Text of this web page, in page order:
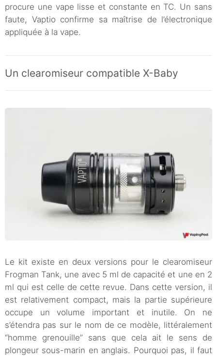
procure une vape lisse et constante en TC. Un sans
faute, Vaptio confirme sa maîtrise de l’électronique
appliquée à la vape.
Un clearomiseur compatible X-Baby
Le kit existe en deux versions pour le clearomiseur
Frogman Tank, une avec 5 ml de capacité et une en 2
ml qui est celle de cette revue. Dans cette version, il
est relativement compact, mais la partie supérieure
occupe un volume important et inutile. On ne
s’étendra pas sur le nom de ce modèle, littéralement
“homme grenouille” sans que cela ait le sens de
plongeur sous-marin en anglais. Pourquoi pas, il faut